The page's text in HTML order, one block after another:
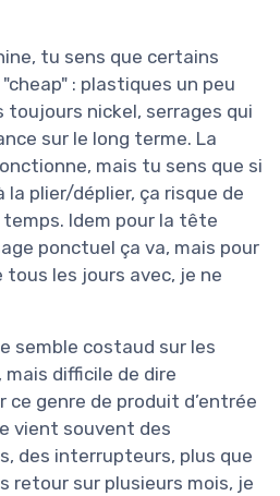
tu sens que certains
: plastiques un peu
nickel, serrages qui
sur le long terme. La
mais tu sens que si
plier/déplier, ça risque de
Idem pour la tête
ponctuel ça va, mais pour
les jours avec, je ne
semble costaud sur les
difficile de dire
ce genre de produit d’entrée
vient souvent des
des interrupteurs, plus que
retour sur plusieurs mois, je